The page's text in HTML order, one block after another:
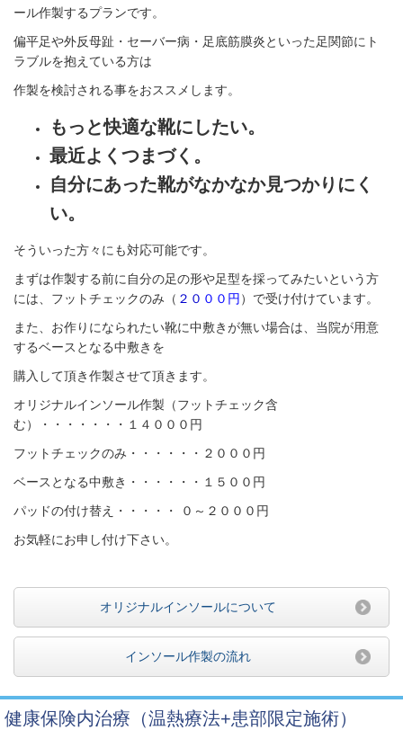
ール作製するプランです。
偏平足や外反母趾・セーバー病・足底筋膜炎といった足関節にト
ラブルを抱えている方は
作製を検討される事をおススメします。
もっと快適な靴にしたい。
最近よくつまづく。
自分にあった靴がなかなか見つかりにく
い。
そういった方々にも対応可能です。
まずは作製する前に自分の足の形や足型を採ってみたいという方
には、フットチェックのみ（ ２０ ００円 ）で受け付けています。
また、お作りになられたい靴に中敷きが無い場合は、当院が用意
するベースとなる中敷きを
購入して頂き作製させて頂きます。
オリジナルインソール作製（フットチェック含
む）・・・・・・・１４０００円
フットチェックのみ・・・・・・２０００円
ベースとなる中敷き・・・・・・１５００円
パッドの付け替え・・・・・ ０～２０００円
お気軽にお申し付け下さい。
オリジナルインソールについて
インソール作製の流れ
健康保険内治療（温熱療法+患部限定施術）